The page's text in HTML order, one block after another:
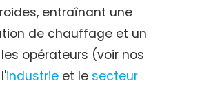
entraînant une
de chauffage et un
opérateurs (voir nos
industrie et le secteur